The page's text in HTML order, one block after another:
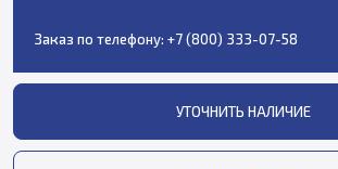
Заказ по телефону: +7 (800) 333-07-58
УТОЧНИТЬ НАЛИЧИЕ